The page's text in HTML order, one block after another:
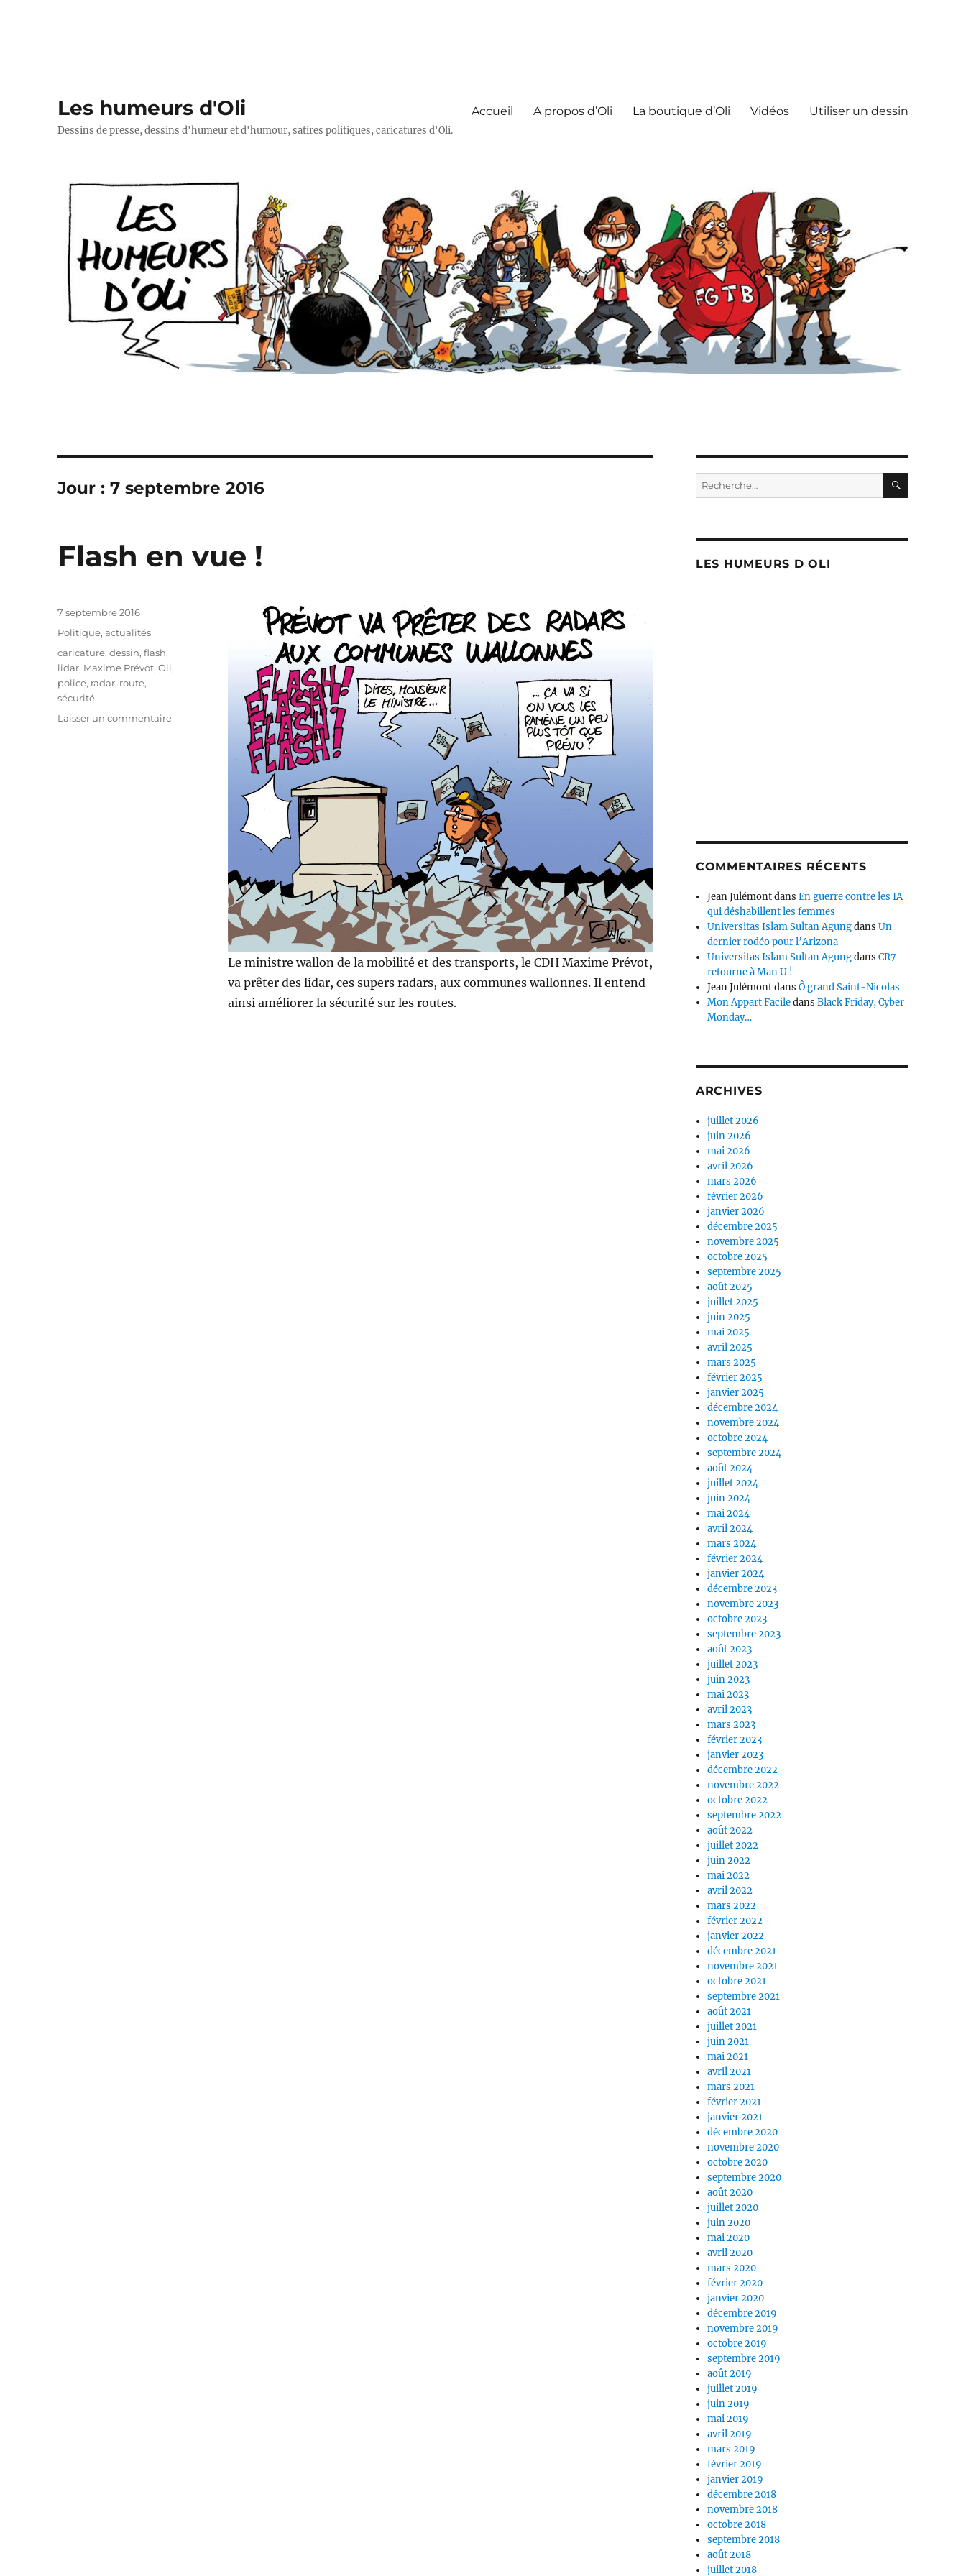
Les humeurs d'Oli
Dessins de presse, dessins d'humeur et d'humour, satires politiques, caricatures d'Oli.
Accueil A propos d’Oli La boutique d’Oli Vidéos Utiliser un dessin
Jour :7 septembre 2016
Flash en vue !
Le ministre wallon de la mobilité et des transports, le CDH Maxime Prévot,
va prêter des lidar, ces supers radars, aux communes wallonnes. Il entend
ainsi améliorer la sécurité sur les routes.
Publié
7 septembre 2016
Catégories
Politique, actualités
Étiquettes
caricature,dessin,flash,
lidar, Maxime Prévot,Oli,
police, radar, route,
sécurité
Laisser un commentairesur
Recherche
pour :
LES HUMEURS D OLI
COMMENTAIRES RÉCENTS
Jean JulémontdansEn guerre contre les IA
qui déshabillent les femmes
Universitas Islam Sultan AgungdansUn
dernier rodéo pour l’Arizona
Universitas Islam Sultan AgungdansCR7
retourne à Man U !
Jean JulémontdansÔ grand Saint-Nicolas
Mon Appart FaciledansBlack Friday, Cyber
Monday…
ARCHIVES
juillet 2026
juin 2026
mai 2026
avril 2026
mars 2026
février 2026
janvier 2026
décembre 2025
novembre 2025
octobre 2025
septembre 2025
août 2025
juillet 2025
juin 2025
mai 2025
avril 2025
mars 2025
février 2025
janvier 2025
décembre 2024
novembre 2024
octobre 2024
septembre 2024
août 2024
juillet 2024
juin 2024
mai 2024
avril 2024
mars 2024
février 2024
janvier 2024
décembre 2023
novembre 2023
octobre 2023
septembre 2023
août 2023
juillet 2023
juin 2023
mai 2023
avril 2023
mars 2023
février 2023
janvier 2023
décembre 2022
novembre 2022
octobre 2022
septembre 2022
août 2022
juillet 2022
juin 2022
mai 2022
avril 2022
mars 2022
février 2022
janvier 2022
décembre 2021
novembre 2021
octobre 2021
septembre 2021
août 2021
juillet 2021
juin 2021
mai 2021
avril 2021
mars 2021
février 2021
janvier 2021
décembre 2020
novembre 2020
octobre 2020
septembre 2020
août 2020
juillet 2020
juin 2020
mai 2020
avril 2020
mars 2020
février 2020
janvier 2020
décembre 2019
novembre 2019
octobre 2019
septembre 2019
août 2019
juillet 2019
juin 2019
mai 2019
avril 2019
mars 2019
février 2019
janvier 2019
décembre 2018
novembre 2018
octobre 2018
septembre 2018
août 2018
juillet 2018